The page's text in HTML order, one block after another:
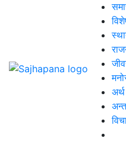
अर्थ